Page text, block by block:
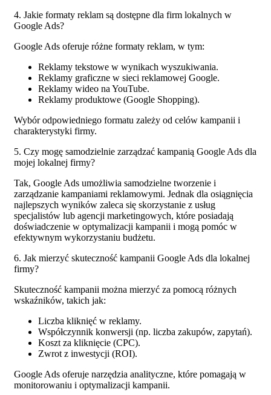
4. Jakie formaty reklam są dostępne dla firm lokalnych w
Google Ads?
Google Ads oferuje różne formaty reklam, w tym:
Reklamy tekstowe w wynikach wyszukiwania.
Reklamy graficzne w sieci reklamowej Google.
Reklamy wideo na YouTube.
Reklamy produktowe (Google Shopping).
Wybór odpowiedniego formatu zależy od celów kampanii i
charakterystyki firmy.
5. Czy mogę samodzielnie zarządzać kampanią Google Ads dla
mojej lokalnej firmy?
Tak, Google Ads umożliwia samodzielne tworzenie i
zarządzanie kampaniami reklamowymi. Jednak dla osiągnięcia
najlepszych wyników zaleca się skorzystanie z usług
specjalistów lub agencji marketingowych, które posiadają
doświadczenie w optymalizacji kampanii i mogą pomóc w
efektywnym wykorzystaniu budżetu.
6. Jak mierzyć skuteczność kampanii Google Ads dla lokalnej
firmy?
Skuteczność kampanii można mierzyć za pomocą różnych
wskaźników, takich jak:
Liczba kliknięć w reklamy.
Współczynnik konwersji (np. liczba zakupów, zapytań).
Koszt za kliknięcie (CPC).
Zwrot z inwestycji (ROI).
Google Ads oferuje narzędzia analityczne, które pomagają w
monitorowaniu i optymalizacji kampanii.